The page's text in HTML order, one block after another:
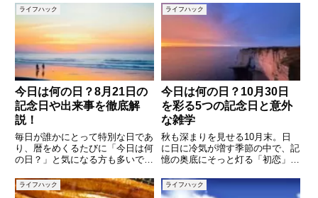
し、東京の一部や横浜などでは7
月13日から16日、沖縄・奄美な
どでは旧暦（いわゆる“旧盆”）に
行うため毎年日付が変わります
う計算するのか、どれほど差が出
るのかを正確に理解している人は
多くありません。複利は、長期的
な資産形成において非常に大きな
ライフハック
今日は何の日？8月21日の
記念日や出来事を徹底解
説！
毎日が誰かにとって特別な日であ
り、暦をめくるたびに「今日は何
の日？」と気になる方も多いでし
来事や日本・世界で制定された記
念日、さらに有名人の誕生日な
ライフハック
今日は何の日？10月30日
を彩る5つの記念日と意外
な雑学
秋も深まりを見せる10月末。日
に日に冷気が増す季節の中で、記
憶の奥底にそっと灯る「初恋」の
る記憶――そんな感覚と重なるよ
うに、10月30日にはさまざまな
ライフハック ライフハック